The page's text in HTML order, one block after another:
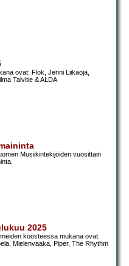
ovat: Flok, Jenni Liikaoja,
Talvitie & ALDA
Musiikintekijöiden vuosittain
2025
koosteessa mukana ovat:
Mielenvaaka, Piper, The Rhythm